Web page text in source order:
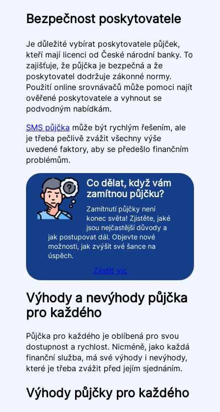
Bezpečnost poskytovatele
Je důležité vybírat poskytovatele půjček,
kteří mají licenci od České národní banky. To
zajišťuje, že půjčka je bezpečná a že
poskytovatel dodržuje zákonné normy.
Použití online srovnávačů může pomoci najít
ověřené poskytovatele a vyhnout se
podvodným nabídkám.
SMS půjčka může být rychlým řešením, ale
je třeba pečlivě zvážit všechny výše
uvedené faktory, aby se předešlo finančním
problémům.
Co dělat, když vám
zamítnou půjčku?
Zamítnutí půjčky není
konec světa! Zjistěte, jaké
jsou nejčastější důvody a
jak postupovat dál. Objevte nové
možnosti, jak zvýšit své šance na
úspěch.
Zjistit víc
Výhody a nevýhody půjčka
pro každého
Půjčka pro každého je oblíbená pro svou
dostupnost a rychlost. Nicméně, jako každá
finanční služba, má své výhody i nevýhody,
které je třeba zvážit před jejím sjednáním.
Výhody půjčky pro každého